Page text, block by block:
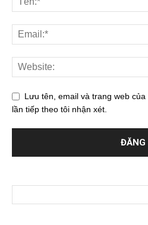
Lưu tên, email và trang web
lần tiếp theo tôi nhận xét.